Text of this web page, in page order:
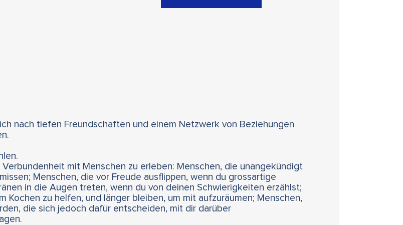
nach tiefen Freundschaften und einem Netzwerk von Beziehungen
mit Menschen zu erleben: Menschen, die unangekündigt
Menschen, die vor Freude ausflippen, wenn du grossartige
in die Augen treten, wenn du von deinen Schwierigkeiten erzählst;
Kochen zu helfen, und länger bleiben, um mit aufzuräumen; Menschen,
die sich jedoch dafür entscheiden, mit dir darüber